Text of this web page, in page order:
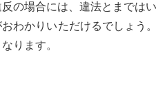
の場合には、違法とまでは
わかりいただけるでしょう
ります。